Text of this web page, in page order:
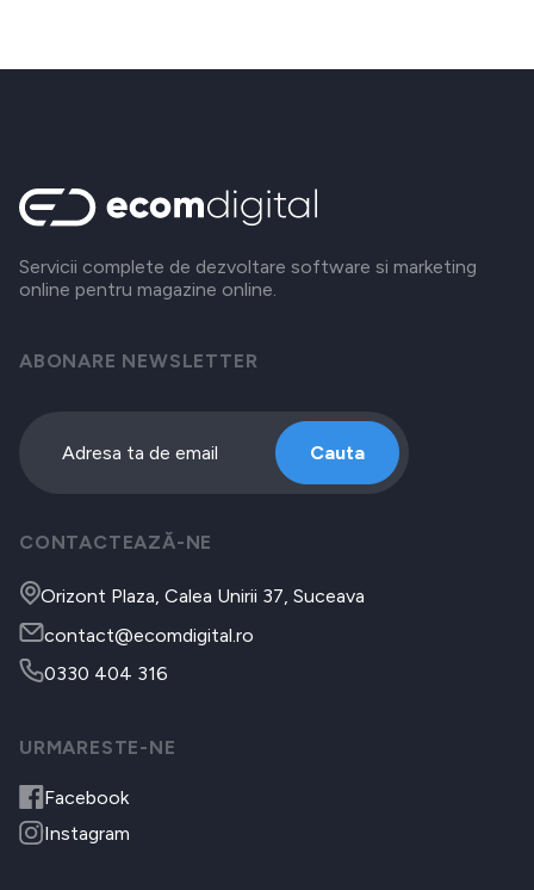
Servicii complete de dezvoltare software si marketing
online pentru magazine online.
ABONARE NEWSLETTER
Cauta
CONTACTEAZĂ-NE
Orizont Plaza, Calea Unirii 37, Suceava
contact@ecomdigital.ro
0330 404 316
URMARESTE-NE
Facebook
Instagram